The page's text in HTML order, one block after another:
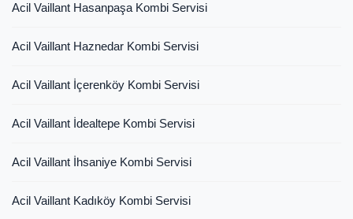
Acil Vaillant Hasanpaşa Kombi Servisi
Acil Vaillant Haznedar Kombi Servisi
Acil Vaillant İçerenköy Kombi Servisi
Acil Vaillant İdealtepe Kombi Servisi
Acil Vaillant İhsaniye Kombi Servisi
Acil Vaillant Kadıköy Kombi Servisi